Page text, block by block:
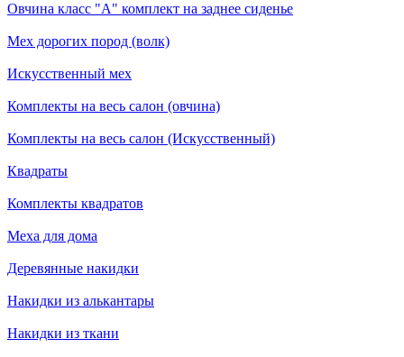
Овчина класс "А" комплект на заднее сиденье
Мех дорогих пород (волк)
Искусственный мех
Комплекты на весь салон (овчина)
Комплекты на весь салон (Искусственный)
Квадраты
Комплекты квадратов
Меха для дома
Деревянные накидки
Накидки из алькантары
Накидки из ткани